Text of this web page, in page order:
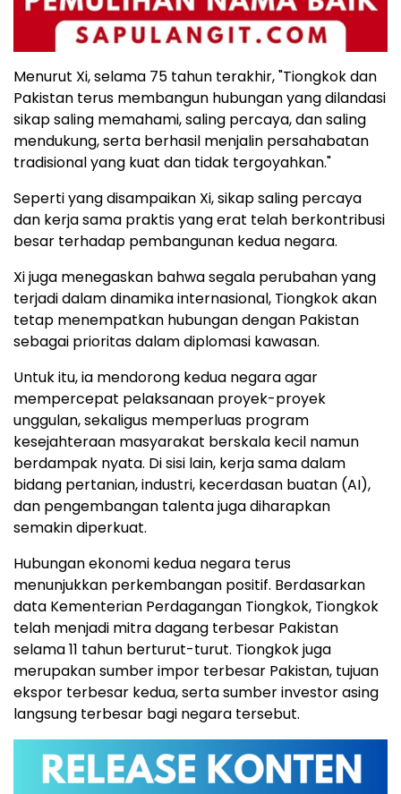
Menurut Xi, selama 75 tahun terakhir, "Tiongkok dan
Pakistan terus membangun hubungan yang dilandasi
sikap saling memahami, saling percaya, dan saling
mendukung, serta berhasil menjalin persahabatan
tradisional yang kuat dan tidak tergoyahkan."
Seperti yang disampaikan Xi, sikap saling percaya
dan kerja sama praktis yang erat telah berkontribusi
besar terhadap pembangunan kedua negara.
Xi juga menegaskan bahwa segala perubahan yang
terjadi dalam dinamika internasional, Tiongkok akan
tetap menempatkan hubungan dengan Pakistan
sebagai prioritas dalam diplomasi kawasan.
Untuk itu, ia mendorong kedua negara agar
mempercepat pelaksanaan proyek-proyek
unggulan, sekaligus memperluas program
kesejahteraan masyarakat berskala kecil namun
berdampak nyata. Di sisi lain, kerja sama dalam
bidang pertanian, industri, kecerdasan buatan (AI),
dan pengembangan talenta juga diharapkan
semakin diperkuat.
Hubungan ekonomi kedua negara terus
menunjukkan perkembangan positif. Berdasarkan
data Kementerian Perdagangan Tiongkok, Tiongkok
telah menjadi mitra dagang terbesar Pakistan
selama 11 tahun berturut-turut. Tiongkok juga
merupakan sumber impor terbesar Pakistan, tujuan
ekspor terbesar kedua, serta sumber investor asing
langsung terbesar bagi negara tersebut.